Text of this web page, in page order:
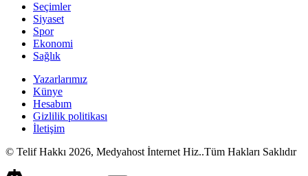
Seçimler
Siyaset
Spor
Ekonomi
Sağlık
Yazarlarımız
Künye
Hesabım
Gizlilik politikası
İletişim
© Telif Hakkı 2026, Medyahost İnternet Hiz..Tüm Hakları Saklıdır